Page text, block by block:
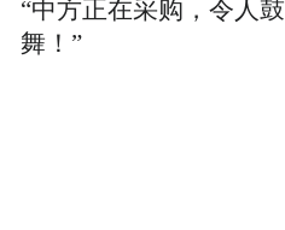
“中方正在采购，令人鼓
舞！”